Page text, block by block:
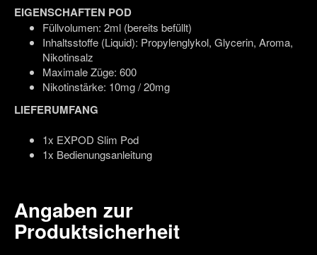
EIGENSCHAFTEN POD
Füllvolumen: 2ml (bereits befüllt)
Inhaltsstoffe (Liquid): Propylenglykol, Glycerin, Aroma,
Nikotinsalz
Maximale Züge: 600
Nikotinstärke: 10mg / 20mg
LIEFERUMFANG
1x EXPOD Slim Pod
1x Bedienungsanleitung
Angaben zur
Produktsicherheit